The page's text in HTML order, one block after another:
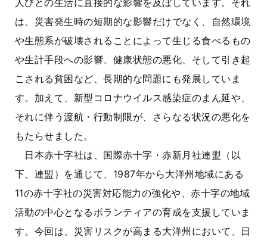
人びとの生活に直接的な影響を及ぼしています。それ
は、災害発生時の短期的な影響だけでなく、自然環境
や生態系が破壊されることによって生じる食べるもの
や生計手段への影響、健康状態の悪化、そして引き起
こされる貧困など、長期的な問題にも発展していま
す。加えて、新型コロナウイルス感染症のまん延や、
それに伴う渡航・行動制限が、さらなる状況の悪化を
もたらせました。
日本赤十字社は、国際赤十字・赤新月社連盟（以
下、連盟）を通じて、1987年から大洋州地域にある
11の赤十字社の災害対応能力の強化や、赤十字の地域
活動の中心となるボランティアの育成を支援していま
す。今回は、災害リスクが高まる大洋州において、日